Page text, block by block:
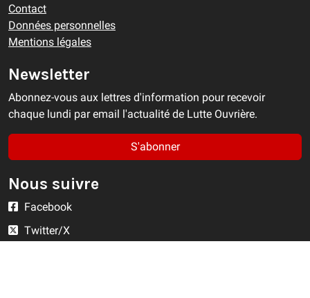
Contact
Données personnelles
Mentions légales
Newsletter
Abonnez-vous aux lettres d'information pour recevoir
chaque lundi par email l'actualité de Lutte Ouvrière.
S'abonner
Nous suivre
Facebook
Twitter/X